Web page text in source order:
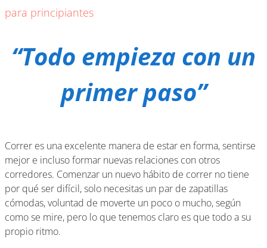
para principiantes
“Todo empieza con un
primer paso”
Correr es una excelente manera de estar en forma, sentirse
mejor e incluso formar nuevas relaciones con otros
corredores. Comenzar un nuevo hábito de correr no tiene
por qué ser difícil, solo necesitas un par de zapatillas
cómodas, voluntad de moverte un poco o mucho, según
como se mire, pero lo que tenemos claro es que todo a su
propio ritmo.